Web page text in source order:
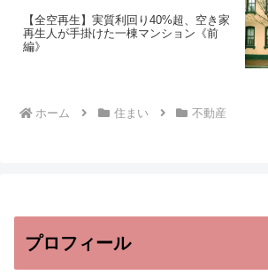
【全空再生】実質利回り40%超、空き家
再生人が手掛けた一棟マンション《前
編》
ホーム 住まい 不動産
プロフィール